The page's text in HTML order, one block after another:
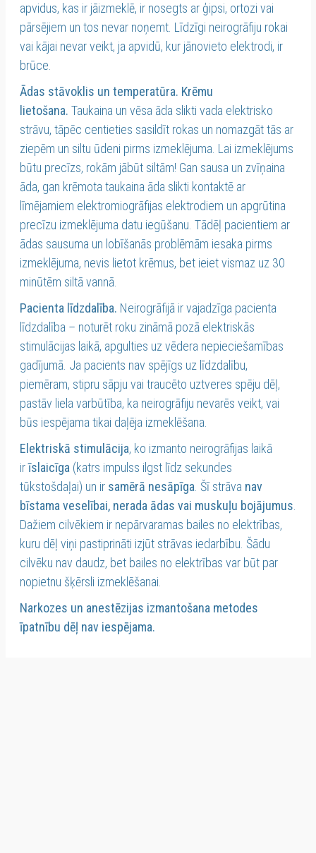
apvidus, kas ir jāizmeklē, ir nosegts ar ģipsi, ortozi vai
pārsējiem un tos nevar noņemt. Līdzīgi neirogrāfiju rokai
vai kājai nevar veikt, ja apvidū, kur jānovieto elektrodi, ir
brūce.
Ādas stāvoklis un temperatūra. Krēmu
lietošana. Taukaina un vēsa āda slikti vada elektrisko
strāvu, tāpēc centieties sasildīt rokas un nomazgāt tās ar
ziepēm un siltu ūdeni pirms izmeklējuma. Lai izmeklējums
būtu precīzs, rokām jābūt siltām! Gan sausa un zvīņaina
āda, gan krēmota taukaina āda slikti kontaktē ar
līmējamiem elektromiogrāfijas elektrodiem un apgrūtina
precīzu izmeklējuma datu iegūšanu. Tādēļ pacientiem ar
ādas sausuma un lobīšanās problēmām iesaka pirms
izmeklējuma, nevis lietot krēmus, bet ieiet vismaz uz 30
minūtēm siltā vannā.
Pacienta līdzdalība. Neirogrāfijā ir vajadzīga pacienta
līdzdalība – noturēt roku zināmā pozā elektriskās
stimulācijas laikā, apgulties uz vēdera nepieciešamības
gadījumā. Ja pacients nav spējīgs uz līdzdalību,
piemēram, stipru sāpju vai traucēto uztveres spēju dēļ,
pastāv liela varbūtība, ka neirogrāfiju nevarēs veikt, vai
būs iespējama tikai daļēja izmeklēšana.
Elektriskā stimulācija, ko izmanto neirogrāfijas laikā
irīslaicīga(katrs impulss ilgst līdz sekundes
tūkstošdaļai) un ir samērā nesāpīga. Šī strāva nav
bīstama veselībai, nerada ādas vai muskuļu bojājumus.
Dažiem cilvēkiem ir nepārvaramas bailes no elektrības,
kuru dēļ viņi pastiprināti izjūt strāvas iedarbību. Šādu
cilvēku nav daudz, bet bailes no elektrības var būt par
nopietnu šķērsli izmeklēšanai.
Narkozes un anestēzijas izmantošana metodes
īpatnību dēļ nav iespējama.